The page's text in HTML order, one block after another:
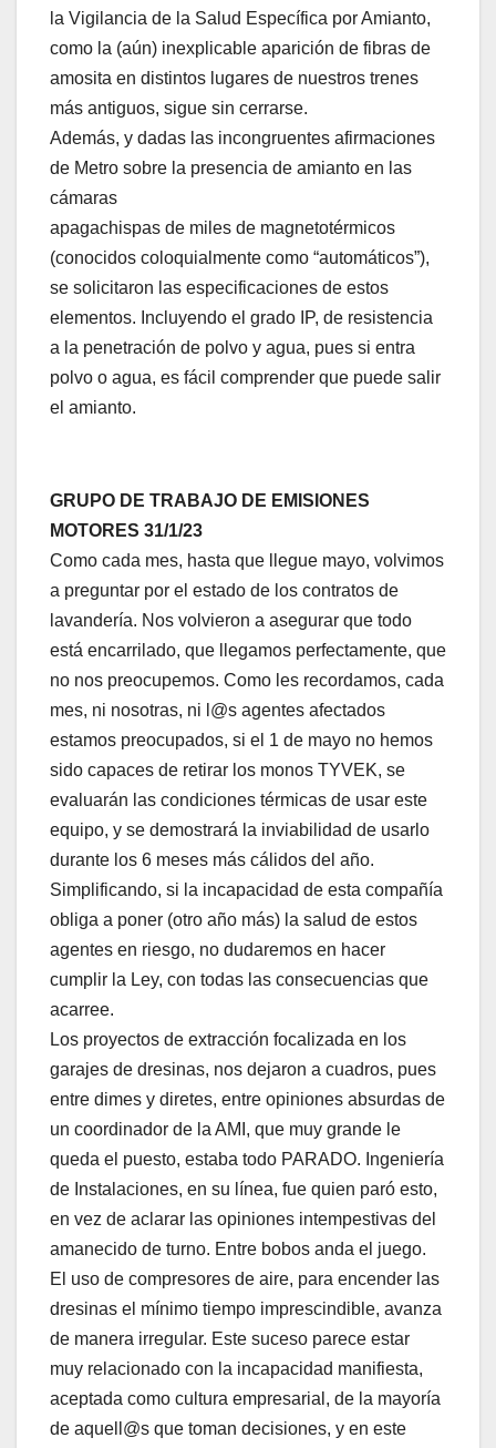
la Vigilancia de la Salud Específica por Amianto,
como la (aún) inexplicable aparición de fibras de
amosita en distintos lugares de nuestros trenes
más antiguos, sigue sin cerrarse.
Además, y dadas las incongruentes afirmaciones
de Metro sobre la presencia de amianto en las
cámaras
apagachispas de miles de magnetotérmicos
(conocidos coloquialmente como “automáticos”),
se solicitaron las especificaciones de estos
elementos. Incluyendo el grado IP, de resistencia
a la penetración de polvo y agua, pues si entra
polvo o agua, es fácil comprender que puede salir
el amianto.
GRUPO DE TRABAJO DE EMISIONES
MOTORES 31/1/23
Como cada mes, hasta que llegue mayo, volvimos
a preguntar por el estado de los contratos de
lavandería. Nos volvieron a asegurar que todo
está encarrilado, que llegamos perfectamente, que
no nos preocupemos. Como les recordamos, cada
mes, ni nosotras, ni l@s agentes afectados
estamos preocupados, si el 1 de mayo no hemos
sido capaces de retirar los monos TYVEK, se
evaluarán las condiciones térmicas de usar este
equipo, y se demostrará la inviabilidad de usarlo
durante los 6 meses más cálidos del año.
Simplificando, si la incapacidad de esta compañía
obliga a poner (otro año más) la salud de estos
agentes en riesgo, no dudaremos en hacer
cumplir la Ley, con todas las consecuencias que
acarree.
Los proyectos de extracción focalizada en los
garajes de dresinas, nos dejaron a cuadros, pues
entre dimes y diretes, entre opiniones absurdas de
un coordinador de la AMI, que muy grande le
queda el puesto, estaba todo PARADO. Ingeniería
de Instalaciones, en su línea, fue quien paró esto,
en vez de aclarar las opiniones intempestivas del
amanecido de turno. Entre bobos anda el juego.
El uso de compresores de aire, para encender las
dresinas el mínimo tiempo imprescindible, avanza
de manera irregular. Este suceso parece estar
muy relacionado con la incapacidad manifiesta,
aceptada como cultura empresarial, de la mayoría
de aquell@s que toman decisiones, y en este